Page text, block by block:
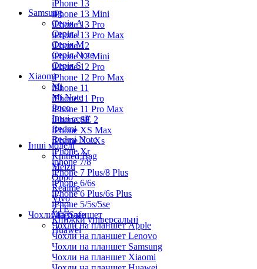
iPhone 13
iPhone 13 Mini
iPhone 13 Pro
iPhone 13 Pro Max
iPhone 12
iPhone 12 Mini
iPhone 12 Pro
iPhone 12 Pro Max
iPhone 11
iPhone 11 Pro
iPhone 11 Pro Max
iPhone SE 2
iPhone XS Max
iPhone X / Xs
iPhone Xr
iphone 7/8
iPhone 7 Plus/8 Plus
iPhone 6/6s
iPhone 6 Plus/6s Plus
iPhone 5/5s/5se
MagSafe
Samsung
Серія А
Серiя J
Серiя M
Серія Note
Серія S
Xiaomi
Mi
Mi Note
Poco
Інші серії
Redmi
Redmi Note
Інші моделі
Knitted Bag
Meizu
Oppo
Realme
Vivo
ZTE
Книжки універсальні
Huawei
Чохли на планшет
Чохли на планшет Apple
Чохли на планшет Lenovo
Чохли на планшет Samsung
Чохли на планшет Xiaomi